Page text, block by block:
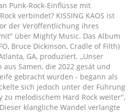
Punk-Rock-Einflüsse mit
verbindet? KISSING KAOS ist
der Veröffentlichung ihres
über Mighty Music. Das Album
Bruce Dickinson, Cradle of Filth)
GA, produziert. ,,Unser
Samen, die 2022 gesät und
gebracht wurden - begann als
sich jedoch unter der Führung
zu melodischem Hard Rock weiter",
klangliche Wandel verlangte